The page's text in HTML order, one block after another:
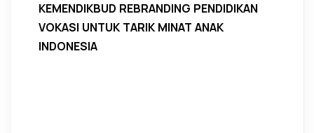
KEMENDIKBUD REBRANDING PENDIDIKAN
VOKASI UNTUK TARIK MINAT ANAK
INDONESIA